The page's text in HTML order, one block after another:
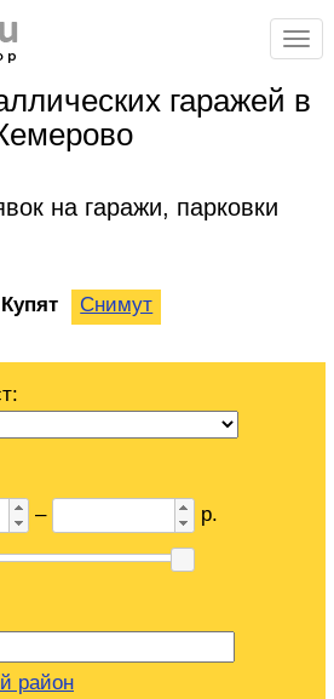
гаражей в
на гаражи, парковки
Купят Снимут
–
р.
район